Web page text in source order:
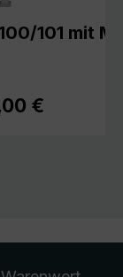
101 mit
Preis:
€